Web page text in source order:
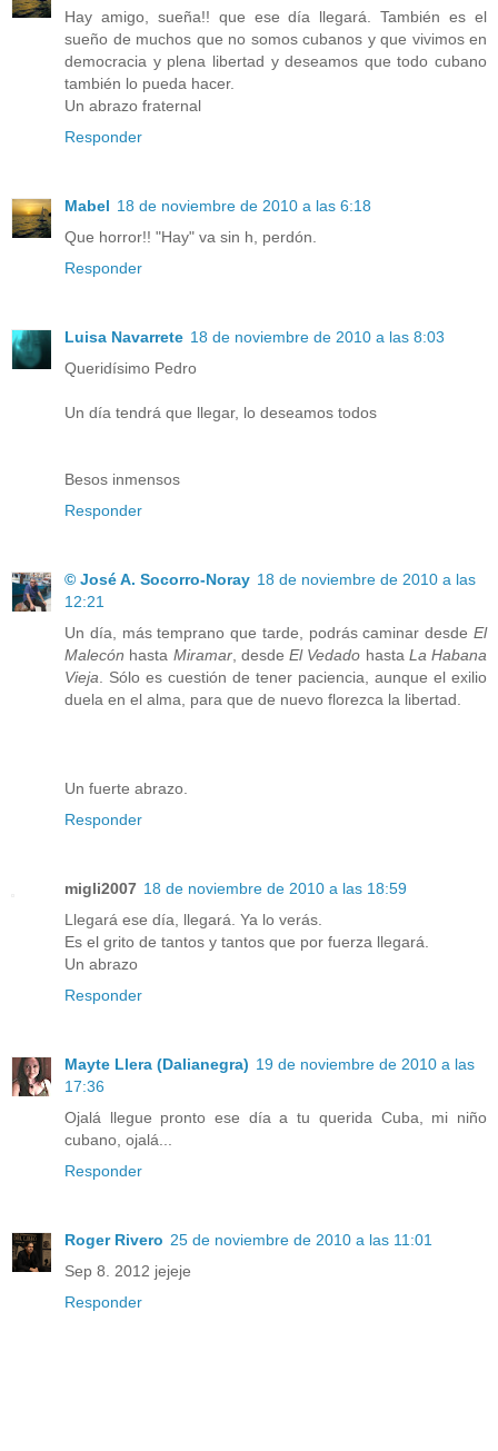
Hay amigo, sueña!! que ese día llegará. También es el
sueño de muchos que no somos cubanos y que vivimos en
democracia y plena libertad y deseamos que todo cubano
también lo pueda hacer.
Un abrazo fraternal
Responder
Mabel 18 de noviembre de 2010 a las 6:18
Que horror!! "Hay" va sin h, perdón.
Responder
Luisa Navarrete 18 de noviembre de 2010 a las 8:03
Queridísimo Pedro
Un día tendrá que llegar, lo deseamos todos
Besos inmensos
Responder
© José A. Socorro-Noray 18 de noviembre de 2010 a las
12:21
Un día, más temprano que tarde, podrás caminar desde El
Malecón hasta Miramar, desde El Vedado hasta La Habana
Vieja . Sólo es cuestión de tener paciencia, aunque el exilio
duela en el alma, para que de nuevo florezca la libertad.
Un fuerte abrazo.
Responder
migli2007 18 de noviembre de 2010 a las 18:59
Llegará ese día, llegará. Ya lo verás.
Es el grito de tantos y tantos que por fuerza llegará.
Un abrazo
Responder
Mayte Llera (Dalianegra) 19 de noviembre de 2010 a las
17:36
Ojalá llegue pronto ese día a tu querida Cuba, mi niño
cubano, ojalá...
Responder
Roger Rivero 25 de noviembre de 2010 a las 11:01
Sep 8. 2012 jejeje
Responder